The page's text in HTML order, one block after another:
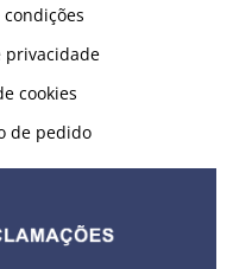
privacidade
cookies
de pedido